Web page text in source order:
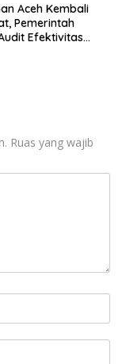
Aceh Kembali
Pemerintah
Efektivitas
Ruas yang wajib